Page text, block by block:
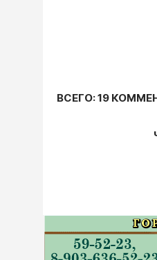
ВСЕГО: 19